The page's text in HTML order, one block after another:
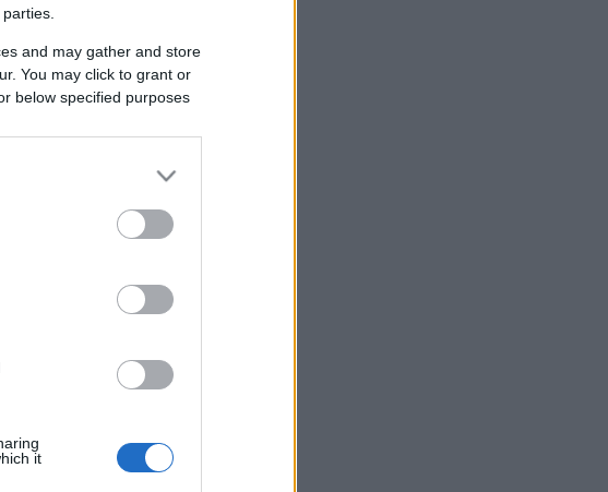
and may gather and store
You may click to grant or
below specified purposes
it